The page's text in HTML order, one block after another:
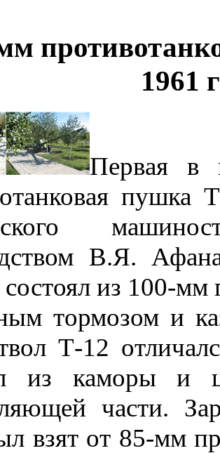
1961
Первая в
В.Я.
из 100-мм
тормозом и
Т-12
из каморы и
части.
взят от 85-мм